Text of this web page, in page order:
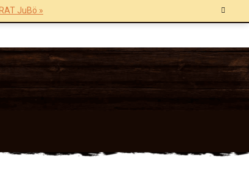
JuBö »